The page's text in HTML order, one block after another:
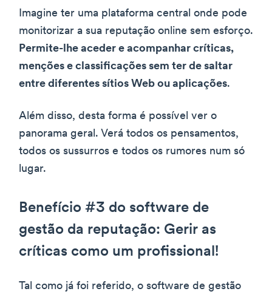
Imagine ter uma plataforma central onde pode
monitorizar a sua reputação online sem esforço.
Permite-lhe aceder e acompanhar críticas,
menções e classificações sem ter de saltar
entre diferentes sítios Web ou aplicações.
Além disso, desta forma é possível ver o
panorama geral. Verá todos os pensamentos,
todos os sussurros e todos os rumores num só
lugar.
Benefício #3 do software de
gestão da reputação: Gerir as
críticas como um profissional!
Tal como já foi referido, o software de gestão